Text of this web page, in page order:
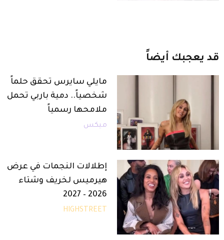
قد يعجبك أيضاً
مايلي سايرس تحقق حلماً
شخصياً.. دمية باربي تحمل
ملامحها رسمياً
ميكس
إطلالات النجمات في عرض
هيرميس لخريف وشتاء
2026 – 2027
HIGHSTREET